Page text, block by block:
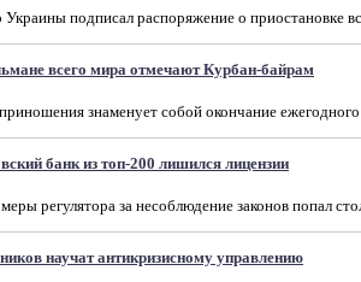
подписал распоряжение о приостановке
всего мира отмечают Курбан-байрам
знаменует собой окончание
банк из топ-200 лишился лицензии
регулятора за несоблюдение законов попал
научат антикризисному управлению